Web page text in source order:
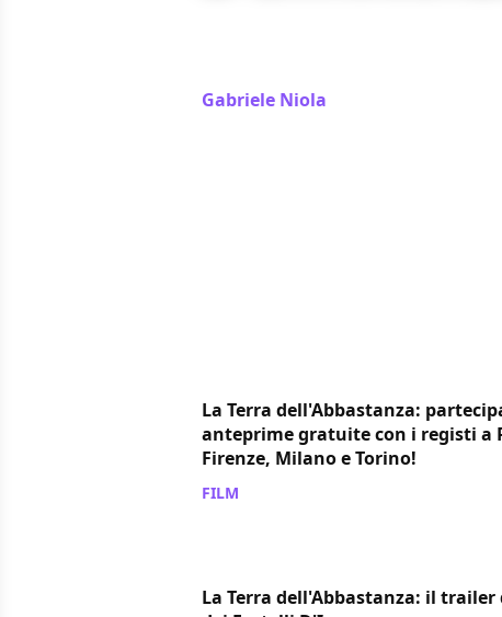
Gabriele Niola
La Terra dell'Abbastanza:
anteprime gratuite con i registi a
Firenze, Milano e Torino!
FILM
La Terra dell'Abbastanza: il trailer